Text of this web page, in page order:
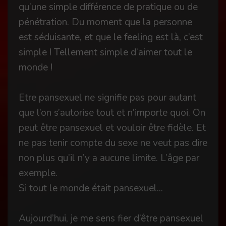
qu’une simple différence de pratique ou de
pénétration. Du moment que la personne
est séduisante, et que le feeling est là, c’est
simple ! Tellement simple d’aimer tout le
monde !
Etre pansexuel ne signifie pas pour autant
que l’on s’autorise tout et n’importe quoi. On
peut être pansexuel et vouloir être fidèle. Et
ne pas tenir compte du sexe ne veut pas dire
non plus qu’il n’y a aucune limite. L’âge par
exemple.
Si tout le monde était pansexuel...
Aujourd’hui, je me sens fier d’être pansexuel